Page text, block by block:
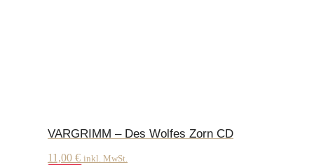
VARGRIMM – Des Wolfes Zorn CD
11,00 € inkl. MwSt.